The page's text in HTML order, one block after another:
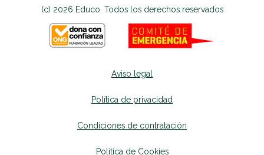
(c) 2026 Educo. Todos los derechos reservados
Aviso legal
Política de privacidad
Condiciones de contratación
Política de Cookies